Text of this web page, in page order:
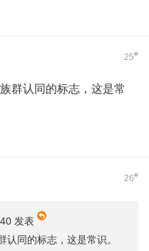
25#
群认同的标志，这是常
26#
发表
同的标志，这是常识。